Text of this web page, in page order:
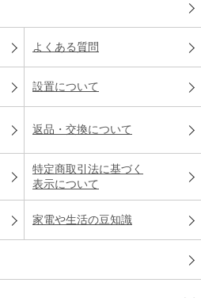
よくある質問
設置について
返品・交換について
特定商取引法に基づく
表示について
家電や生活の豆知識